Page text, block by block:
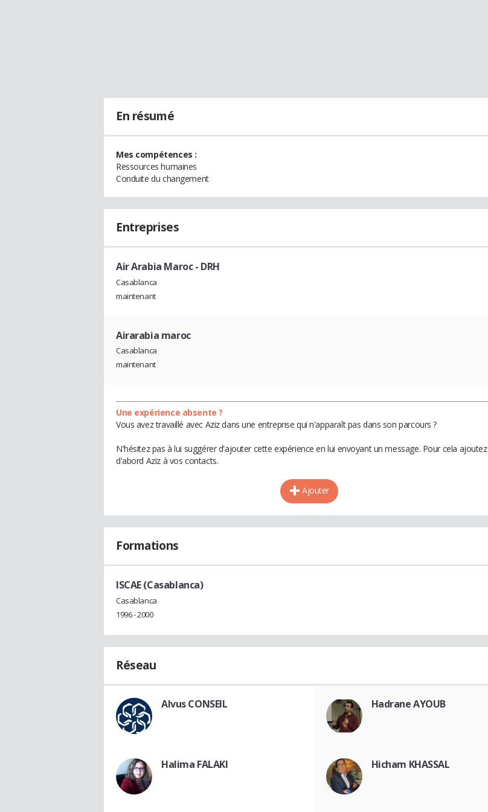
En résumé
Mes compétences :
Ressources humaines
Conduite du changement
Entreprises
Air Arabia Maroc- DRH
Casablanca
maintenant
Airarabia maroc
Casablanca
maintenant
Une expérience absente ?
Vous avez travaillé avec Aziz dans une entreprise qui n'apparaît pas dans son parcours ?
N'hésitez pas à lui suggérer d'ajouter cette expérience en lui envoyant un message. Pour cela ajoutez
d'abord Aziz à vos contacts.
Ajouter
Formations
ISCAE (Casablanca)
Casablanca
1996 - 2000
Réseau
Alvus CONSEIL Hadrane AYOUB
Halima FALAKI Hicham KHASSAL